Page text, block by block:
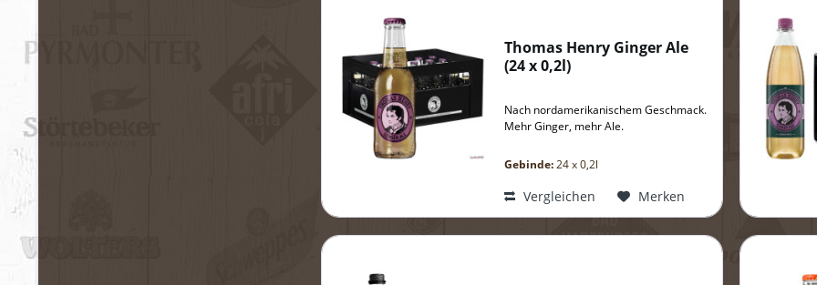
Thomas Henry Ginger Ale
(24 x 0,2l)
Nach nordamerikanischem Geschmack.
Mehr Ginger, mehr Ale.
Gebinde:24 x 0,2l
Vergleichen Merken